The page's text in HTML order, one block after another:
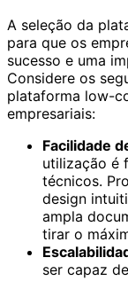
A seleção da
para que os
sucesso e uma
Considere os
plataforma low-
empresariais:
Facilidade
utilização é
técnicos.
design
ampla
tirar o
ser capaz